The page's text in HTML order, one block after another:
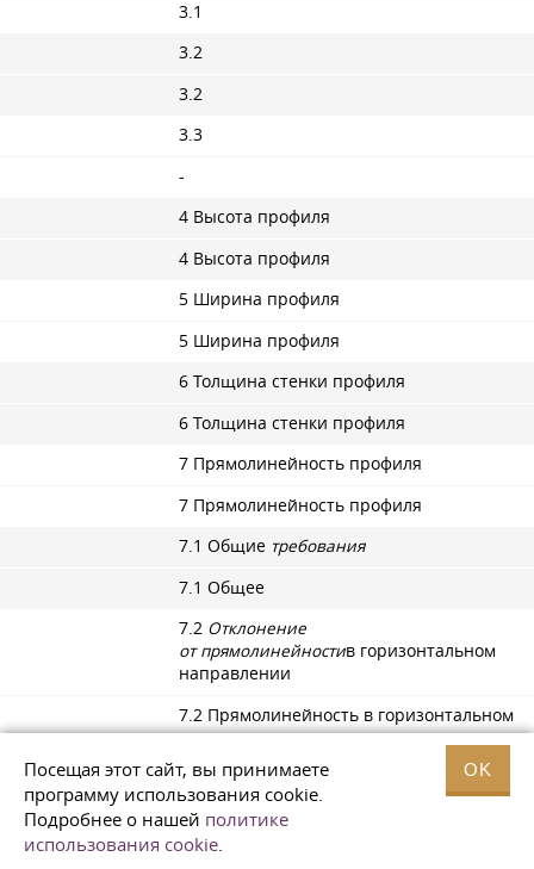
Посещая этот сайт, вы принимаете
программу использования cookie.
Подробнее о нашей политике
использования cookie.
OK
3.1
3.2
3.2
3.3
-
4 Высота профиля
4 Высота профиля
5 Ширина профиля
5 Ширина профиля
6 Толщина стенки профиля
6 Толщина стенки профиля
7 Прямолинейность профиля
7 Прямолинейность профиля
7.1 Общие требования
7.1 Общее
7.2 Отклонение
от прямолинейностив горизонтальном
направлении
7.2 Прямолинейность в горизонтальном
направлении
7.3Отклонение
от прямолинейности
в вертикальном
направлении